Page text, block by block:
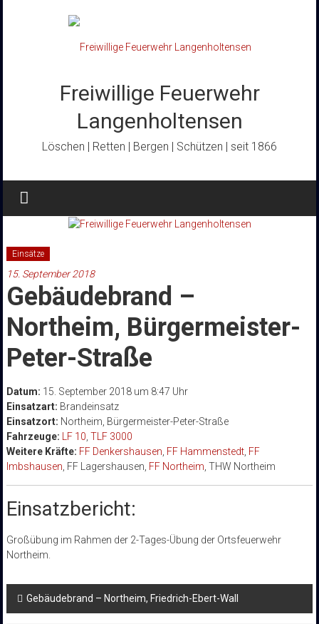
Freiwillige Feuerwehr
Langenholtensen
Löschen | Retten | Bergen | Schützen | seit 1866
Einsätze
15. September 2018
Gebäudebrand –
Northeim, Bürgermeister-
Peter-Straße
Datum: 15. September 2018 um 8:47 Uhr
Einsatzart: Brandeinsatz
Einsatzort: Northeim, Bürgermeister-Peter-Straße
Fahrzeuge:
LF 10 TLF 3000
Weitere Kräfte: FF Denkershausen FF Hammenstedt, FF
Imbshausen , FF Lagershausen, FF Northeim , THW Northeim
Einsatzbericht:
Großübung im Rahmen der 2-Tages-Übung der Ortsfeuerwehr
Northeim.
Beitragsnavigation
Gebäudebrand – Northeim, Friedrich-Ebert-Wall